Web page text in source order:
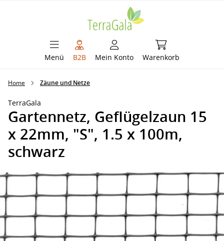
Menü B2B Mein Konto Warenkorb
Warenkorb
Home Zäune und Netze
TerraGala
Gartennetz, Geflügelzaun 15
x 22mm, "S", 1.5 x 100m,
schwarz